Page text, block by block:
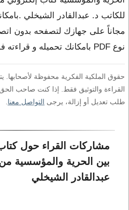
للكاتب د. عبدالقادر الشيخلي
مجاناً على جهازك لتصفحه بدون
نوع PDF بامكانك تحميله و قراءته فورا , لا داعي لفك الضغط .
حقوق الملكية الفكرية محفوظة لأصحابها.
القراءة والتوثيق فقط. إذا كنت صاحب
طلب تعديل أو إزالة، يرجى التواصل معنا
مشاركات القراء حول
بين الحرية والمؤسسية
عبدالقادر الشيخلي